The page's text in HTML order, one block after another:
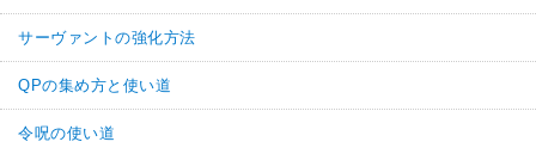
サーヴァントの強化方法
QPの集め方と使い道
令呪の使い道